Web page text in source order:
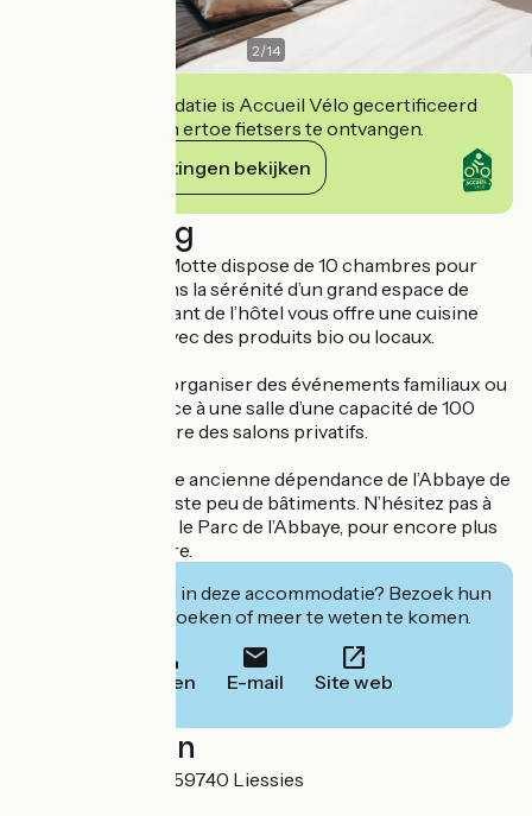
2/14
Deze accommodatie is Accueil Vélo gecertificeerd
en verbindt zich ertoe fietsers te ontvangen.
Haar verplichtingen bekijken
Beschrijving
Le Château de la Motte dispose de 10 chambres pour
vous accueillir dans la sérénité d’un grand espace de
nature. Le restaurant de l’hôtel vous offre une cuisine
gastronomique, avec des produits bio ou locaux.
Il est possible d’y organiser des événements familiaux ou
d’entreprises, grâce à une salle d’une capacité de 100
couverts, ou encore des salons privatifs.
Le Château est une ancienne dépendance de l’Abbaye de
Liessies, dont il reste peu de bâtiments. N’hésitez pas à
vous balader dans le Parc de l’Abbaye, pour encore plus
d’immersion nature.
Geïnteresseerd in deze accommodatie? Bezoek hun
website om te boeken of meer te weten te komen.
Bellen E-mail Site web
Localisation
14 rue de la Motte 59740 Liessies